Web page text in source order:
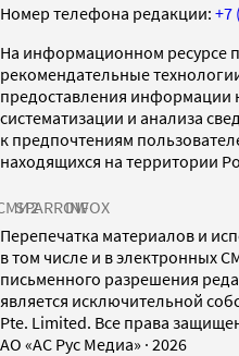
Номер телефона редакции: +7
На информационном ресурсе
рекомендательные
предоставления информации
систематизации и анализа
к предпочтениям
находящихся на территории
SPARROWINFOX
Перепечатка материалов и
в том числе и в электронных
письменного разрешения
является исключительной
Pte. Limited. Все права
AO «АС Рус Медиа» · 2026